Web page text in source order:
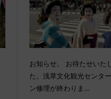
お知らせ。 お待たせいた
た。浅草文化観光センタ
ン修理が終わりま...